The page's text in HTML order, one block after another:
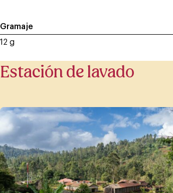
Gramaje
12 g
Estación de lavado